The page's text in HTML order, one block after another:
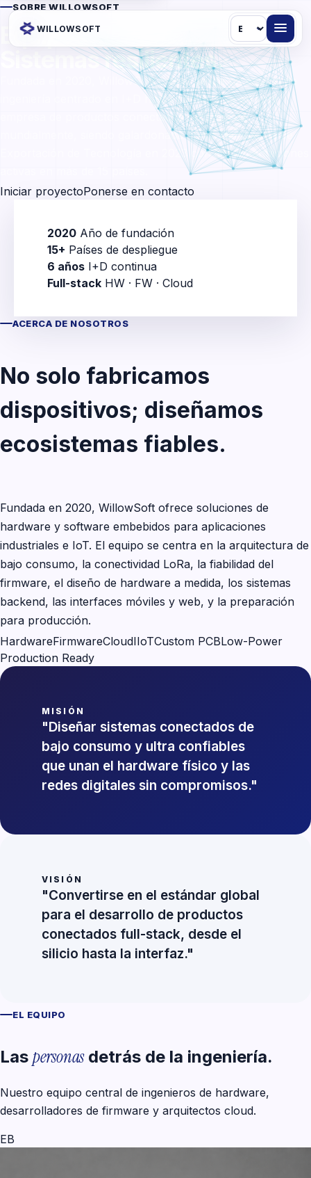
WILLOWSOFT Idioma
SOBRE WILLOWSOFT
Equiposinteligentes.
Sistemas resilientes.
Fundada en 2020, WillowSoft creció desde un equipo de
ingeniería centrado en I+D hasta convertirse en una
empresa de productos conectados reconocida
mundialmente, siendo galardonada como Campeona de
Exportación de Tecnología en 2023 con implementaciones
Iniciar proyectoPonerse en contacto
2020 Año de fundación
15+ Países de despliegue
6 años I+D continua
Full-stack HW · FW · Cloud
ACERCA DE NOSOTROS
No solo fabricamos
dispositivos; diseñamos
ecosistemas fiables.
Fundada en 2020, WillowSoft ofrece soluciones de
hardware y software embebidos para aplicaciones
industriales e IoT. El equipo se centra en la arquitectura de
bajo consumo, la conectividad LoRa, la fiabilidad del
firmware, el diseño de hardware a medida, los sistemas
backend, las interfaces móviles y web, y la preparación
para producción.
HardwareFirmwareCloudIIoTCustom PCBLow-Power
Production Ready
MISIÓN
"Diseñar sistemas conectados de
bajo consumo y ultra confiables
que unan el hardware físico y las
redes digitales sin compromisos."
VISIÓN
"Convertirse en el estándar global
para el desarrollo de productos
conectados full-stack, desde el
silicio hasta la interfaz."
EL EQUIPO
Las personasdetrás de la ingeniería.
Nuestro equipo central de ingenieros de hardware,
desarrolladores de firmware y arquitectos cloud.
EB